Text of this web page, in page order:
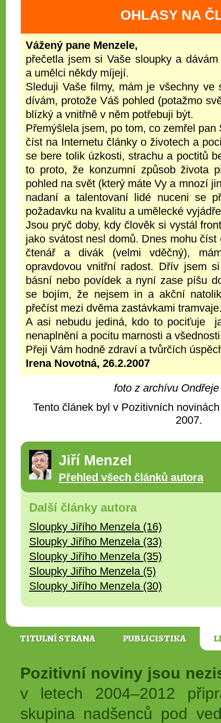
OHLASY NA
Vážený pane Menzele,
přečetla jsem si Vaše sloupky a
a umělci někdy míjejí.
Sleduji Vaše filmy, mám je všechny
dívám, protože Váš pohled (potažmo
blízký a vnitřně v něm potřebuji být.
Přemýšlela jsem, po tom, co zemřel
číst na Internetu články o životech a
se bere tolik úzkosti, strachu a poctitů
to proto, že konzumní způsob života
pohled na svět (který máte Vy a mnozí
nadaní a talentovaní lidé nuceni se
požadavku na kvalitu a umělecké
Jsou pryč doby, kdy člověk si vystál
jako svátost nesl domů. Dnes mohu
čtenář a divák (velmi vděčný),
opravdovou vnitřní radost. Dřív jsem
básní nebo povídek a nyní zase píšu
se bojím, že nejsem in a akční
přečíst mezi dvěma zastávkami
A asi nebudu jediná, kdo to pociťuje
nenaplnění a pocitu marnosti a
Přeji Vám hodně zdraví a tvůrčích
Irena Novotná, 26.2.2007
foto z archívu
Tento článek byl v Pozitivních
2007.
Jiří Menzel
Přehled všech článků autora
Další články autora
Sloupky Jiřího Menzela (16)
Sloupky Jiřího Menzela (33)
Sloupky Jiřího Menzela (35)
Sloupky Jiřího Menzela (5)
Sloupky Jiřího Menzela (30)
TITULNÍ STRANA PUBLICISTIKA
Pozitivní noviny jsou
v letech 2004–2012
skupina nadšenců pod